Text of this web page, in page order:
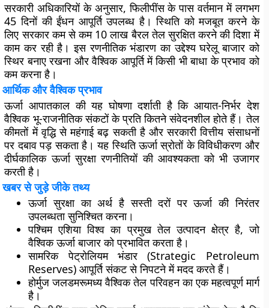
सरकारी अधिकारियों के अनुसार, फिलीपींस के पास वर्तमान में लगभग
45 दिनों की ईंधन आपूर्ति उपलब्ध है। स्थिति को मजबूत करने के
लिए सरकार कम से कम 10 लाख बैरल तेल सुरक्षित करने की दिशा में
काम कर रही है। इस रणनीतिक भंडारण का उद्देश्य घरेलू बाजार को
स्थिर बनाए रखना और वैश्विक आपूर्ति में किसी भी बाधा के प्रभाव को
कम करना है।
आर्थिक और वैश्विक प्रभाव
ऊर्जा आपातकाल की यह घोषणा दर्शाती है कि आयात-निर्भर देश
वैश्विक भू-राजनीतिक संकटों के प्रति कितने संवेदनशील होते हैं। तेल
कीमतों में वृद्धि से महंगाई बढ़ सकती है और सरकारी वित्तीय संसाधनों
पर दबाव पड़ सकता है। यह स्थिति ऊर्जा स्रोतों के विविधीकरण और
दीर्घकालिक ऊर्जा सुरक्षा रणनीतियों की आवश्यकता को भी उजागर
करती है।
खबर से जुड़े जीके तथ्य
ऊर्जा सुरक्षा का अर्थ है सस्ती दरों पर ऊर्जा की निरंतर
उपलब्धता सुनिश्चित करना।
पश्चिम एशिया विश्व का प्रमुख तेल उत्पादन क्षेत्र है, जो
वैश्विक ऊर्जा बाजार को प्रभावित करता है।
सामरिक पेट्रोलियम भंडार (Strategic Petroleum
Reserves) आपूर्ति संकट से निपटने में मदद करते हैं।
होर्मुज जलडमरूमध्य वैश्विक तेल परिवहन का एक महत्वपूर्ण मार्ग
है।